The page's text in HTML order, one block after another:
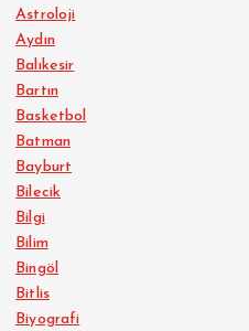
Astroloji
Aydın
Balıkesir
Bartın
Basketbol
Batman
Bayburt
Bilecik
Bilgi
Bilim
Bingöl
Bitlis
Biyografi